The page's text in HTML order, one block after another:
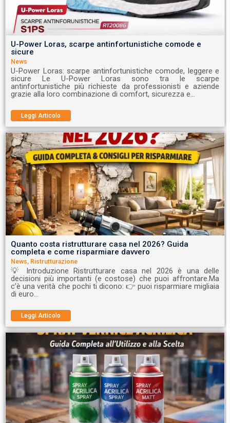
U-Power Loras, scarpe antinfortunistiche comode e
sicure
News
U-Power Loras: scarpe antinfortunistiche comode, leggere e
sicure Le U-Power Loras sono tra le scarpe
antinfortunistiche più richieste da professionisti e aziende
grazie alla loro combinazione di comfort, sicurezza e…
Leggi Articolo
Quanto costa ristrutturare casa nel 2026? Guida
completa e come risparmiare davvero
News, Ristrutturazione
💡 Introduzione Ristrutturare casa nel 2026 è una delle
decisioni più importanti (e costose) che puoi affrontare.Ma
c’è una verità che pochi ti dicono: 👉 puoi risparmiare migliaia
di euro…
Leggi Articolo